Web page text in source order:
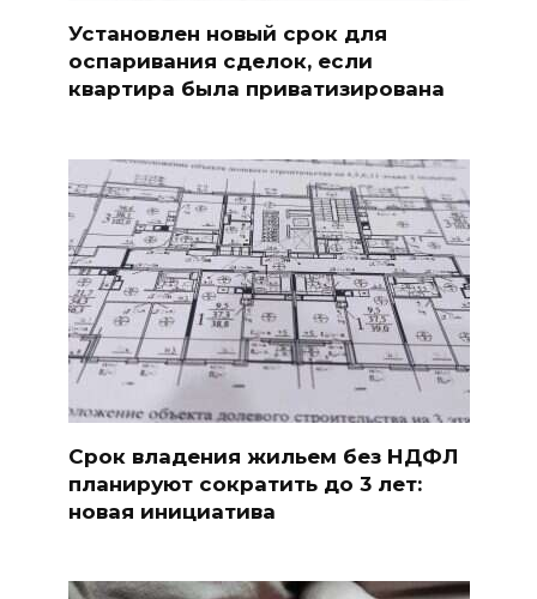
Установлен новый срок для
оспаривания сделок, если
квартира была приватизирована
Срок владения жильем без НДФЛ
планируют сократить до 3 лет:
новая инициатива